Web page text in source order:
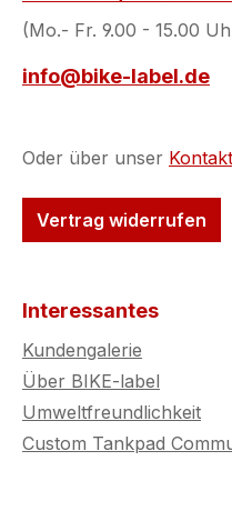
(Mo.- Fr. 9.00 - 15.00
info@bike-label.de
Oder über unser
Vertrag widerrufen
Interessantes
Kundengalerie
Über BIKE-label
Umweltfreundlichkeit
Custom Tankpad